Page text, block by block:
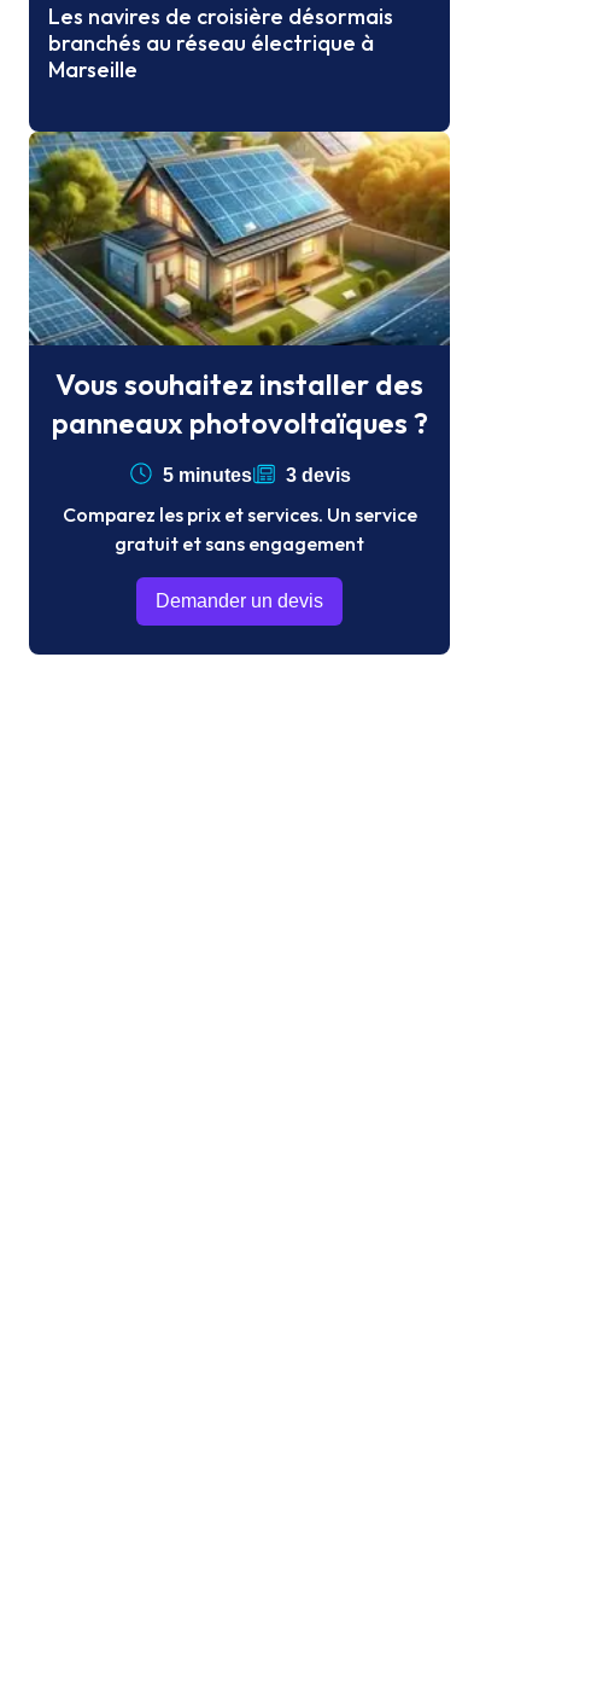
Les navires de croisière désormais
branchés au réseau électrique à
Marseille
Vous souhaitez installer des
panneaux photovoltaïques ?
5 minutes 3 devis
Comparez les prix et services. Un service
gratuit et sans engagement
Demander un devis